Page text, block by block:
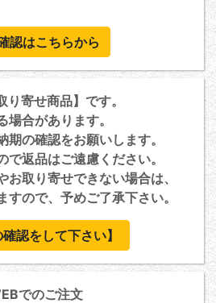
認はこちらから
寄せ商品】です。
場合があります。
期の確認をお願いします。
で返品はご遠慮ください。
お取り寄せできない場合は、
ので、予めご了承下さい。
確認をして下さい】
でのご注文